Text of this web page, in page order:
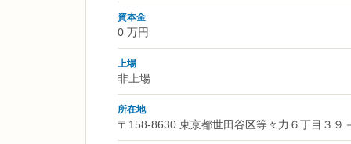
資本金
0 万円
上場
非上場
所在地
〒158-8630 東京都世田谷区等々力６丁目３９